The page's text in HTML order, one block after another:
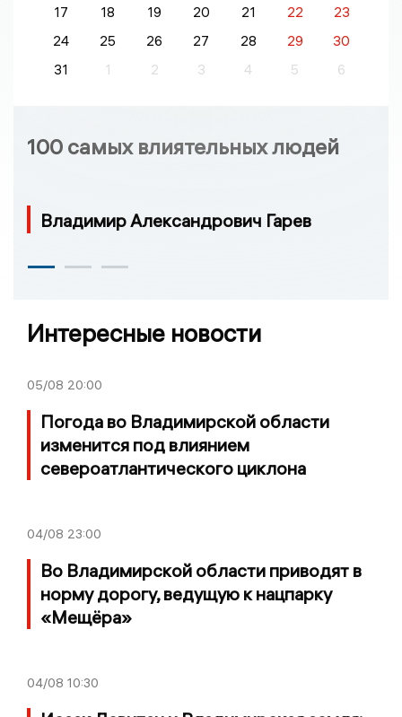
17
18 19 20 21 22
23
24
25 26 27 28 29
30
31
1 2 3 4 5 6
100 самых влиятельных людей
Владимир Александрович Гарев
Интересные новости
05/08 20:00
Погода во Владимирской области
изменится под влиянием
североатлантического циклона
04/08 23:00
Во Владимирской области приводят в
норму дорогу, ведущую к нацпарку
«Мещёра»
04/08 10:30